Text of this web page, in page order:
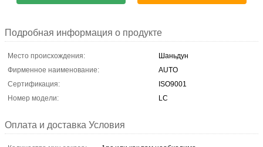
Подробная информация о продукте
Место происхождения:
Шаньдун
Фирменное наименование:
AUTO
Сертификация:
ISO9001
Номер модели:
LC
Оплата и доставка Условия